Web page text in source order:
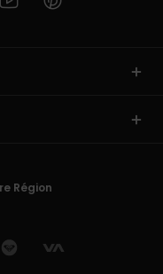
Région